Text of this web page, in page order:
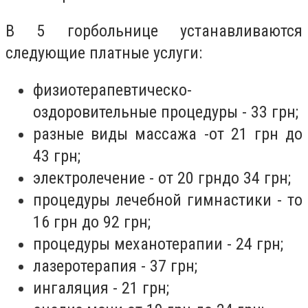
В 5 горбольнице устанавливаются
следующие платные услуги:
физиотерапевтическо-
оздоровительные процедуры - 33 грн;
разные виды массажа -от 21 грн до
43 грн;
электролечение - от 20 грндо 34 грн;
процедуры лечебной гимнастики - то
16 грн до 92 грн;
процедуры механотерапии - 24 грн;
лазеротерапия - 37 грн;
ингаляция - 21 грн;